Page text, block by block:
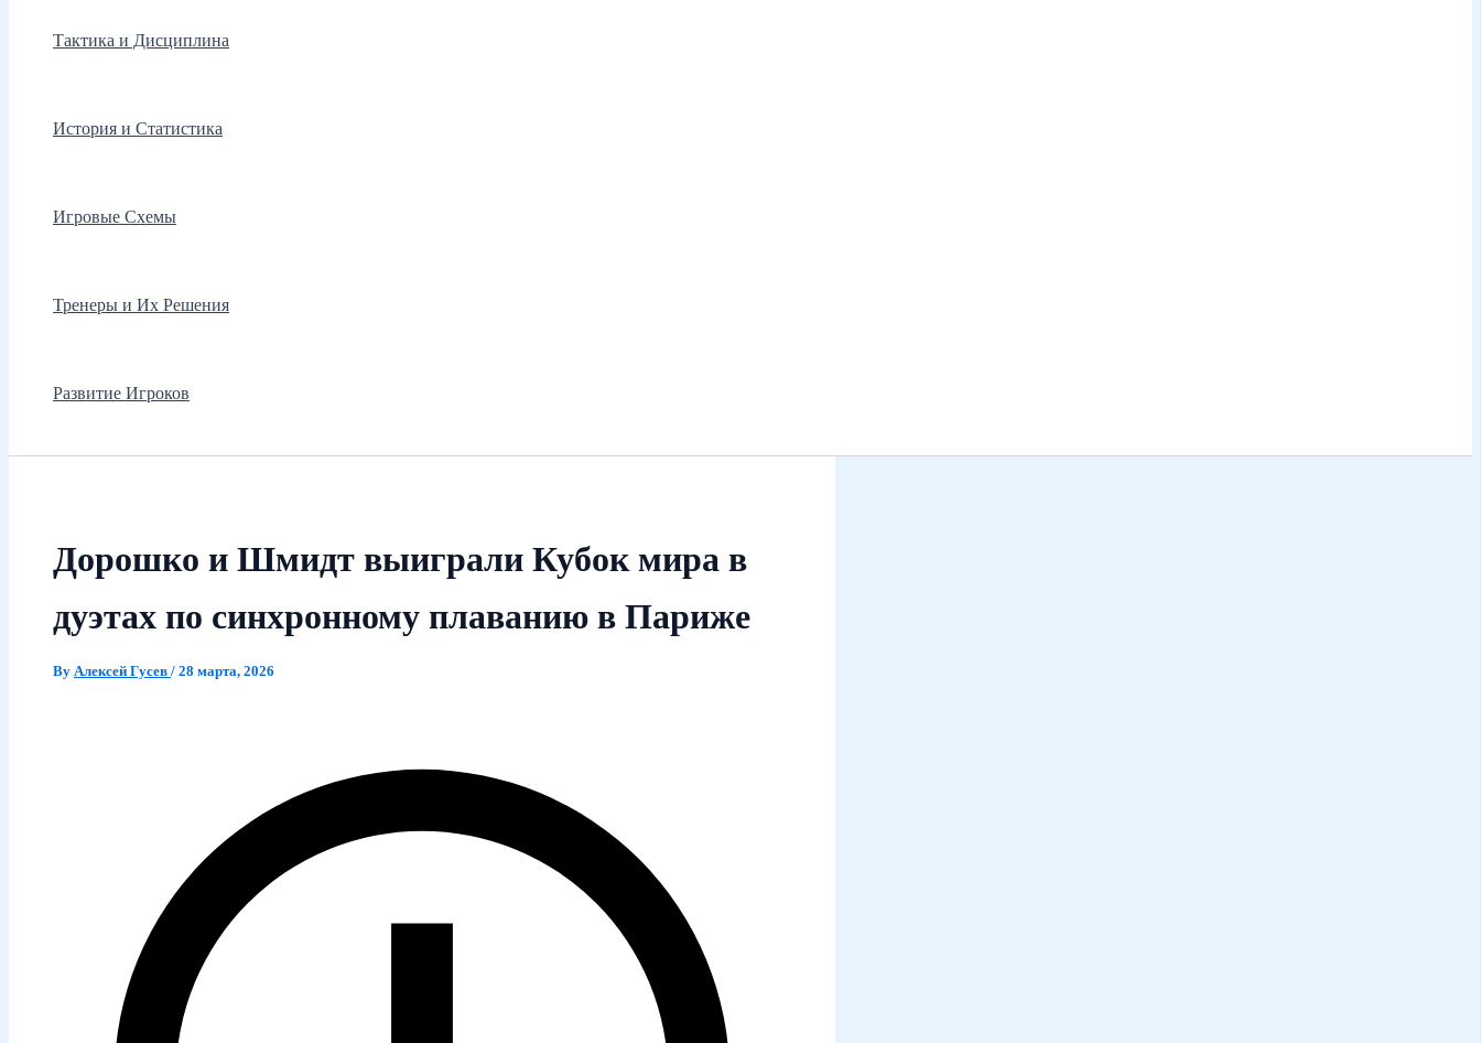
Тактика и Дисциплина
История и Статистика
Игровые Схемы
Тренеры и Их Решения
Развитие Игроков
Дорошко и Шмидт выиграли Кубок мира в
дуэтах по синхронному плаванию в Париже
By Алексей Гусев / 28 марта, 2026